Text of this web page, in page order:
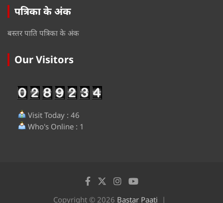
पत्रिका के अंक
बस्तर पाति पत्रिका के अंक
Our Visitors
Visit Today : 46
Who's Online : 1
Copyright © 2026 Bastar Paati